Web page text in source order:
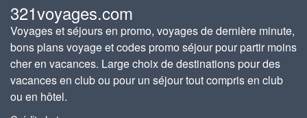
321voyages.com
Voyages et séjours en promo, voyages de dernière minute,
bons plans voyage et codes promo séjour pour partir moins
cher en vacances. Large choix de destinations pour des
vacances en club ou pour un séjour tout compris en club
ou en hôtel.